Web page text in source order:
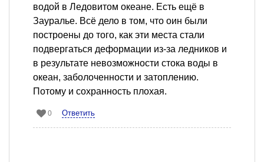
водой в Ледовитом океане. Есть ещё в
Зауралье. Всё дело в том, что оин были
построены до того, как эти места стали
подвергаться деформации из-за ледников и
в результате невозможности стока воды в
океан, заболоченности и затоплению.
Потому и сохранность плохая.
0 Ответить